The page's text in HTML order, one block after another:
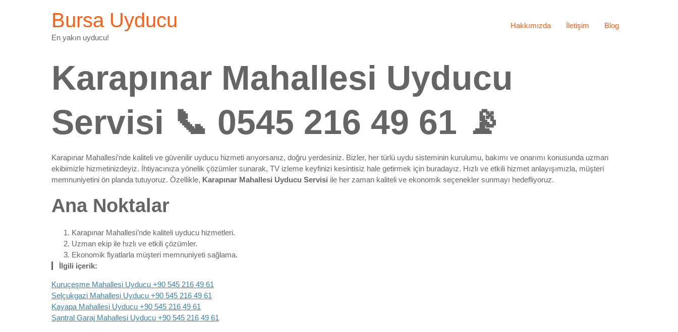
Bursa Uyducu
En yakın uyducu!
Hakkımızda İletişim Blog
Karapınar Mahallesi Uyducu
Servisi 📞 0545 216 49 61 📡
Karapınar Mahallesi’nde kaliteli ve güvenilir uyducu hizmeti arıyorsanız, doğru yerdesiniz. Bizler, her türlü uydu sisteminin kurulumu, bakımı ve onarımı konusunda uzman
ekibimizle hizmetinizdeyiz. İhtiyacınıza yönelik çözümler sunarak, TV izleme keyfinizi kesintisiz hale getirmek için buradayız. Hızlı ve etkili hizmet anlayışımızla, müşteri
memnuniyetini ön planda tutuyoruz. Özellikle, Karapınar Mahallesi Uyducu Servisi ile her zaman kaliteli ve ekonomik seçenekler sunmayı hedefliyoruz.
Ana Noktalar
Karapınar Mahallesi’nde kaliteli uyducu hizmetleri.
Uzman ekip ile hızlı ve etkili çözümler.
Ekonomik fiyatlarla müşteri memnuniyeti sağlama.
İlgili içerik:
Kuruçeşme Mahallesi Uyducu +90 545 216 49 61
Selçukgazi Mahallesi Uyducu +90 545 216 49 61
Kayapa Mahallesi Uyducu +90 545 216 49 61
Santral Garaj Mahallesi Uyducu +90 545 216 49 61